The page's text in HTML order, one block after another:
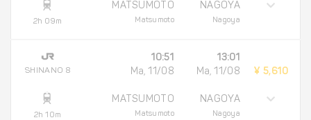
2h 09m
MATSUMOTO
Matsumoto
NAGOYA
Nagoya
SHINANO 8
2h 10m
10:51
Ma, 11/08
MATSUMOTO
Matsumoto
13:01
Ma, 11/08
NAGOYA
Nagoya
¥ 5,610